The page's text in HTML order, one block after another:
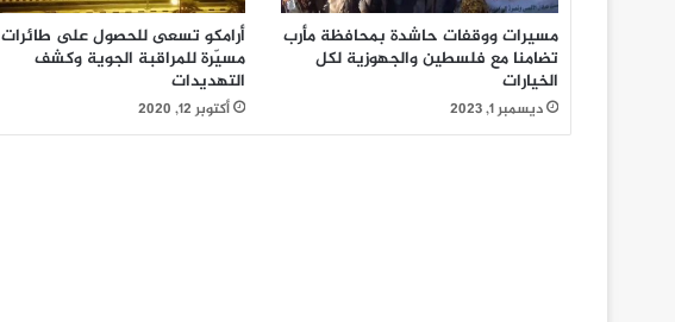
مسيرات ووقفات حاشدة بمحافظة مأرب
تضامنا مع فلسطين والجهوزية لكل
الخيارات
ديسمبر 1, 2023
أرامكو تسعى للحصول على طائرات
مسيّرة للمراقبة الجوية وكشف
التهديدات
أكتوبر 12, 2020